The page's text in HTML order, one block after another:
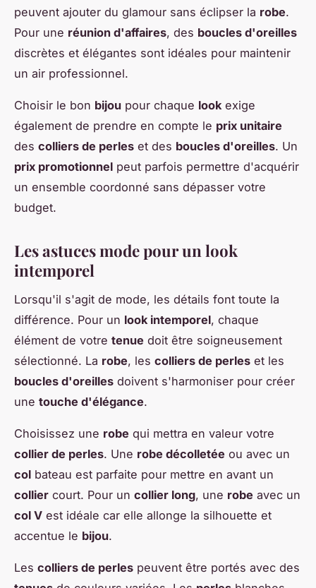
peuvent ajouter du glamour sans éclipser la robe.
Pour une réunion d'affaires, des boucles d'oreilles
discrètes et élégantes sont idéales pour maintenir
un air professionnel.
Choisir le bon bijou pour chaque lookexige
également de prendre en compte le prix unitaire
des colliers de perles et des boucles d'oreilles. Un
prix promotionnel peut parfois permettre d'acquérir
un ensemble coordonné sans dépasser votre
budget.
Les astuces mode pour un look
intemporel
Lorsqu'il s'agit de mode, les détails font toute la
différence. Pour un look intemporel, chaque
élément de votre tenue doit être soigneusement
sélectionné. La robe, les colliers de perles et les
boucles d'oreilles doivent s'harmoniser pour créer
une touche d'élégance.
Choisissez une robe qui mettra en valeur votre
collier de perles. Une robe décolletée ou avec un
col bateau est parfaite pour mettre en avant un
collier court. Pour un collier long, une robe avec un
col V est idéale car elle allonge la silhouette et
accentue le bijou.
Les colliers de perles peuvent être portés avec des